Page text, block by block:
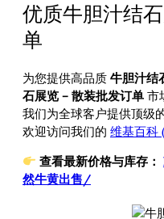
优质牛胆汁结
单
为您提供高品质 牛胆汁结
石展览 – 散装批发订单 市
我们为全球客户提供顶级
欢迎访问我们的 维基百科
查看最新价格与库存：
然牛黄出售/